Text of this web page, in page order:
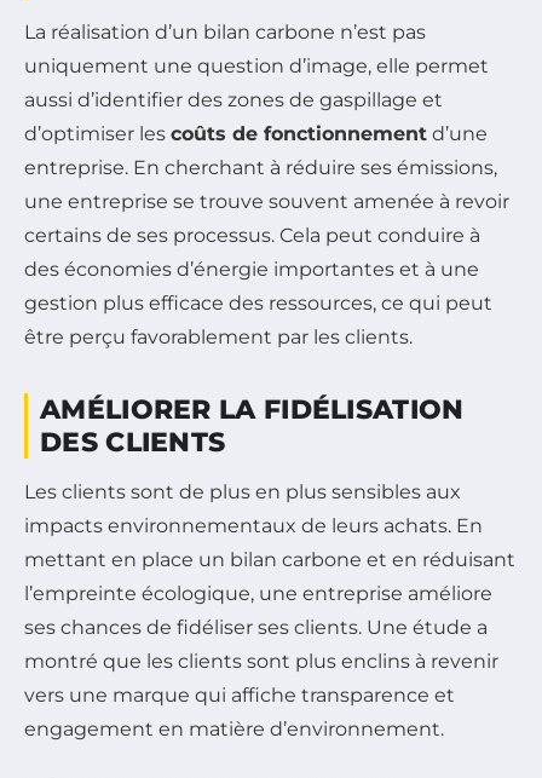
La réalisation d’un bilan carbone n’est pas
uniquement une question d’image, elle permet
aussi d’identifier des zones de gaspillage et
d’optimiser les coûts de fonctionnement d’une
entreprise. En cherchant à réduire ses émissions,
une entreprise se trouve souvent amenée à revoir
certains de ses processus. Cela peut conduire à
des économies d’énergie importantes et à une
gestion plus efficace des ressources, ce qui peut
être perçu favorablement par les clients.
AMÉLIORER LA FIDÉLISATION
DES CLIENTS
Les clients sont de plus en plus sensibles aux
impacts environnementaux de leurs achats. En
mettant en place un bilan carbone et en réduisant
l’empreinte écologique, une entreprise améliore
ses chances de fidéliser ses clients. Une étude a
montré que les clients sont plus enclins à revenir
vers une marque qui affiche transparence et
engagement en matière d’environnement.